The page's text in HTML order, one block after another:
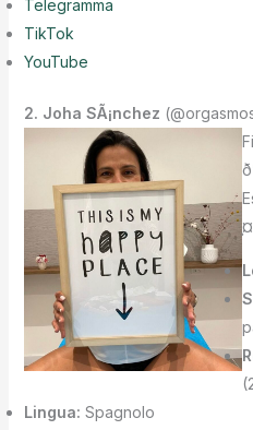
Telegramma
TikTok
YouTube
2. Joha SÃ¡nchez
Lingua: Spagnolo